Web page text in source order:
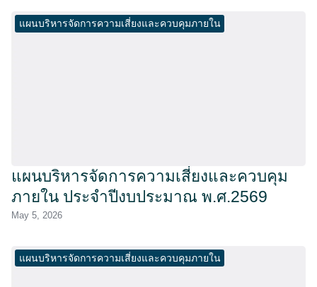
แผนบริหารจัดการความเสี่ยงและควบคุมภายใน
แผนบริหารจัดการความเสี่ยงและควบคุม
ภายใน ประจำปีงบประมาณ พ.ศ.2569
May 5, 2026
แผนบริหารจัดการความเสี่ยงและควบคุมภายใน